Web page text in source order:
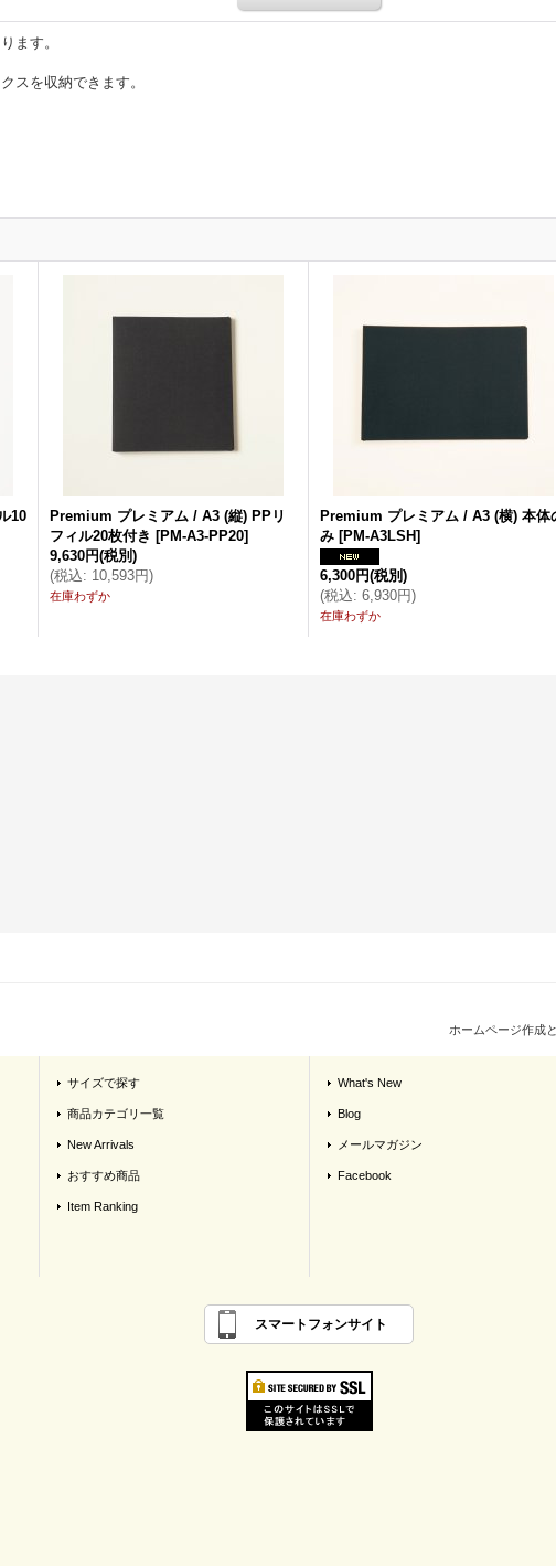
ます。
スを収納できます。
10
Premium プレミアム / A3 (縦) PPリ
フィル20枚付き [PM-A3-PP20]
9,630円(税別)
(税込: 10,593円)
在庫わずか
Premium プレミアム / A3 (横) 本体
み [PM-A3LSH]
6,300円(税別)
(税込: 6,930円)
在庫わずか
ホームページ作成
サイズで探す
商品カテゴリ一覧
New Arrivals
おすすめ商品
Item Ranking
What's New
Blog
メールマガジン
Facebook
スマートフォンサイト